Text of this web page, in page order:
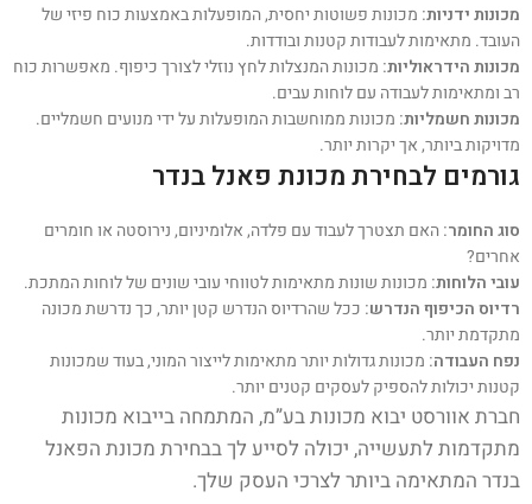
מכונות ידניות: מכונות פשוטות יחסית, המופעלות באמצעות כוח פיזי של
העובד. מתאימות לעבודות קטנות ובודדות.
מכונות הידראוליות: מכונות המנצלות לחץ נוזלי לצורך כיפוף. מאפשרות כוח
רב ומתאימות לעבודה עם לוחות עבים.
מכונות חשמליות: מכונות ממוחשבות המופעלות על ידי מנועים חשמליים.
מדויקות ביותר, אך יקרות יותר.
גורמים לבחירת מכונת פאנל בנדר
סוג החומר:האם תצטרך לעבוד עם פלדה, אלומיניום, נירוסטה או חומרים
אחרים?
עובי הלוחות: מכונות שונות מתאימות לטווחי עובי שונים של לוחות המתכת.
רדיוס הכיפוף הנדרש: ככל שהרדיוס הנדרש קטן יותר, כך נדרשת מכונה
מתקדמת יותר.
נפח העבודה: מכונות גדולות יותר מתאימות לייצור המוני, בעוד שמכונות
קטנות יכולות להספיק לעסקים קטנים יותר.
חברת אוורסט יבוא מכונות בע”מ, המתמחה בייבוא מכונות
מתקדמות לתעשייה, יכולה לסייע לך בבחירת מכונת הפאנל
בנדר המתאימה ביותר לצרכי העסק שלך.